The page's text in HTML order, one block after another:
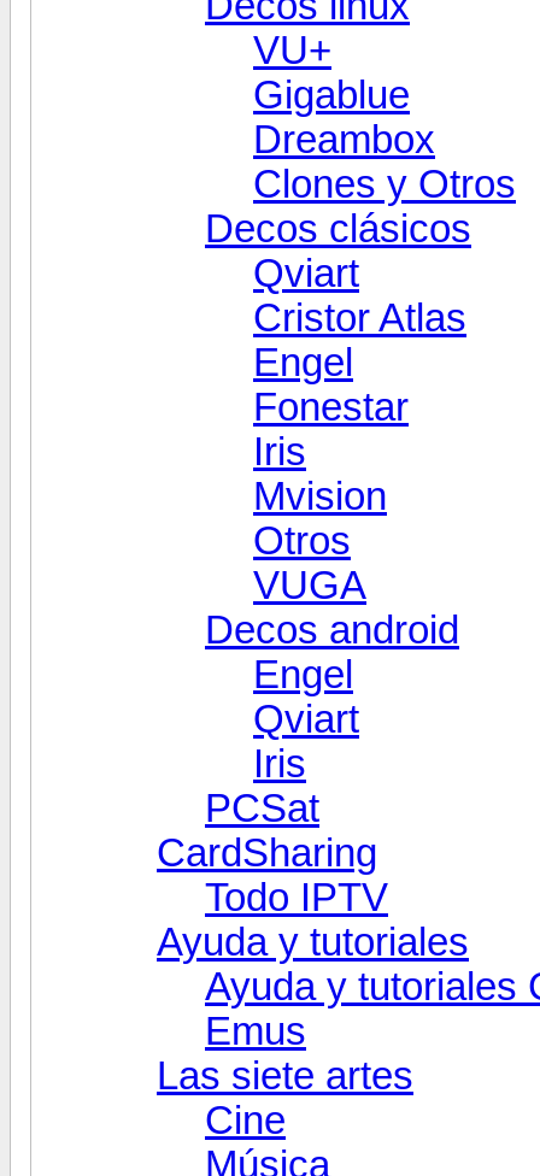
VU+
Gigablue
Dreambox
Clones y Otros
Decos clásicos
Qviart
Cristor Atlas
Engel
Fonestar
Iris
Mvision
Otros
VUGA
Decos android
Engel
Qviart
Iris
PCSat
CardSharing
Todo IPTV
Ayuda y tutoriales
Ayuda y tutoriales
Emus
Las siete artes
Cine
Música